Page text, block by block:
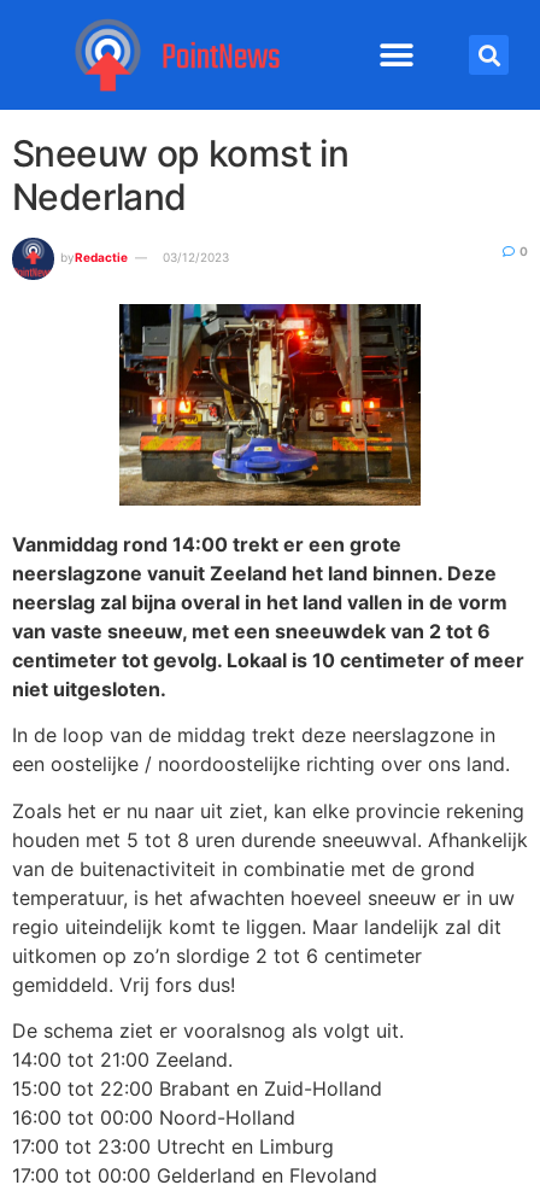
Sneeuw op komst in
Nederland
byRedactie 03/12/2023 0
Vanmiddag rond 14:00 trekt er een grote
neerslagzone vanuit Zeeland het land binnen. Deze
neerslag zal bijna overal in het land vallen in de vorm
van vaste sneeuw, met een sneeuwdek van 2 tot 6
centimeter tot gevolg. Lokaal is 10 centimeter of meer
niet uitgesloten.
In de loop van de middag trekt deze neerslagzone in
een oostelijke / noordoostelijke richting over ons land.
Zoals het er nu naar uit ziet, kan elke provincie rekening
houden met 5 tot 8 uren durende sneeuwval. Afhankelijk
van de buitenactiviteit in combinatie met de grond
temperatuur, is het afwachten hoeveel sneeuw er in uw
regio uiteindelijk komt te liggen. Maar landelijk zal dit
uitkomen op zo’n slordige 2 tot 6 centimeter
gemiddeld. Vrij fors dus!
De schema ziet er vooralsnog als volgt uit.
14:00 tot 21:00 Zeeland.
15:00 tot 22:00 Brabant en Zuid-Holland
16:00 tot 00:00 Noord-Holland
17:00 tot 23:00 Utrecht en Limburg
17:00 tot 00:00 Gelderland en Flevoland